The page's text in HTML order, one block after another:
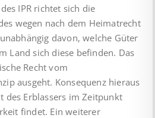
IPR richtet sich die
wegen nach dem Heimatrecht
davon, welche Güter
Land sich diese befinden. Das
Recht vom
ausgeht. Konsequenz hieraus
des Erblassers im Zeitpunkt
findet. Ein wei­terer